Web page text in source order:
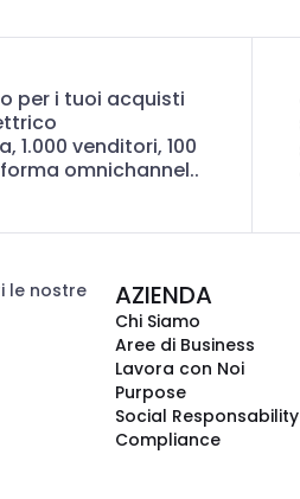
per i tuoi acquisti
1.000 venditori, 100
omnichannel..
le nostre
AZIENDA
Chi Siamo
Aree di Business
Lavora con Noi
Purpose
Social Responsability
Compliance